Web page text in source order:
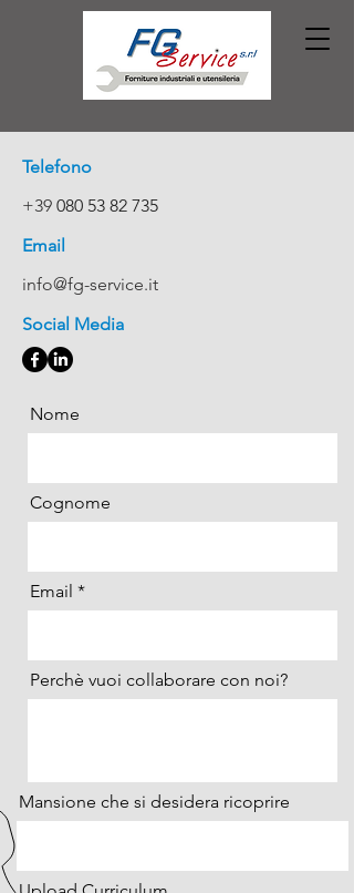
Telefono
+39 080 53 82 735
Email
info@fg-service.it
Social Media
Nome
Cognome
Email
Perchè vuoi collaborare con noi?
Mansione che si desidera ricoprire